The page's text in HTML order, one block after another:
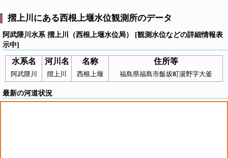
摺上川にある西根上堰水位観測所のデータ
阿武隈川水系 摺上川（西根上堰水位局） [観測水位などの詳細情報表
示中]
水系名 河川名 名称 住所等
阿武隈川 摺上川 西根上堰 福島県福島市飯坂町湯野字大釜
最新の河道状況